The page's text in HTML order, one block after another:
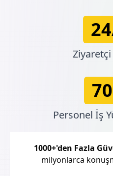
Ziyaretçi
Personel İş
1000+'den Fazla
milyonlarca